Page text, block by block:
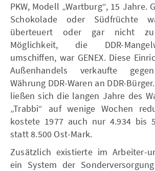
PKW, Modell „Wartburg“, 15 Jahre.
Schokolade oder Südfrüchte
überteuert oder gar nicht
Möglichkeit, die DDR-
umschiffen, war GENEX. Diese
Außenhandels verkaufte
Währung DDR-Waren an DDR-
ließen sich die langen Jahre des
„Trabbi“ auf wenige Wochen
kostete 1977 auch nur 4.934 bis
statt 8.500 Ost-Mark.
Zusätzlich existierte im Arbeiter-
ein System der